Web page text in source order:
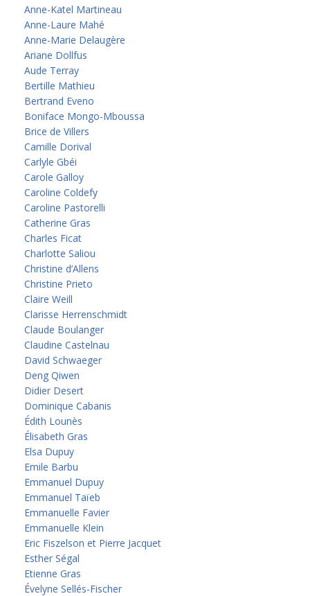
Anne-Katel Martineau
Anne-Laure Mahé
Anne-Marie Delaugère
Ariane Dollfus
Aude Terray
Bertille Mathieu
Bertrand Eveno
Boniface Mongo-Mboussa
Brice de Villers
Camille Dorival
Carlyle Gbéi
Carole Galloy
Caroline Coldefy
Caroline Pastorelli
Catherine Gras
Charles Ficat
Charlotte Saliou
Christine d’Allens
Christine Prieto
Claire Weill
Clarisse Herrenschmidt
Claude Boulanger
Claudine Castelnau
David Schwaeger
Deng Qiwen
Didier Desert
Dominique Cabanis
Édith Lounès
Élisabeth Gras
Elsa Dupuy
Emile Barbu
Emmanuel Dupuy
Emmanuel Taïeb
Emmanuelle Favier
Emmanuelle Klein
Eric Fiszelson et Pierre Jacquet
Esther Ségal
Etienne Gras
Évelyne Sellés-Fischer